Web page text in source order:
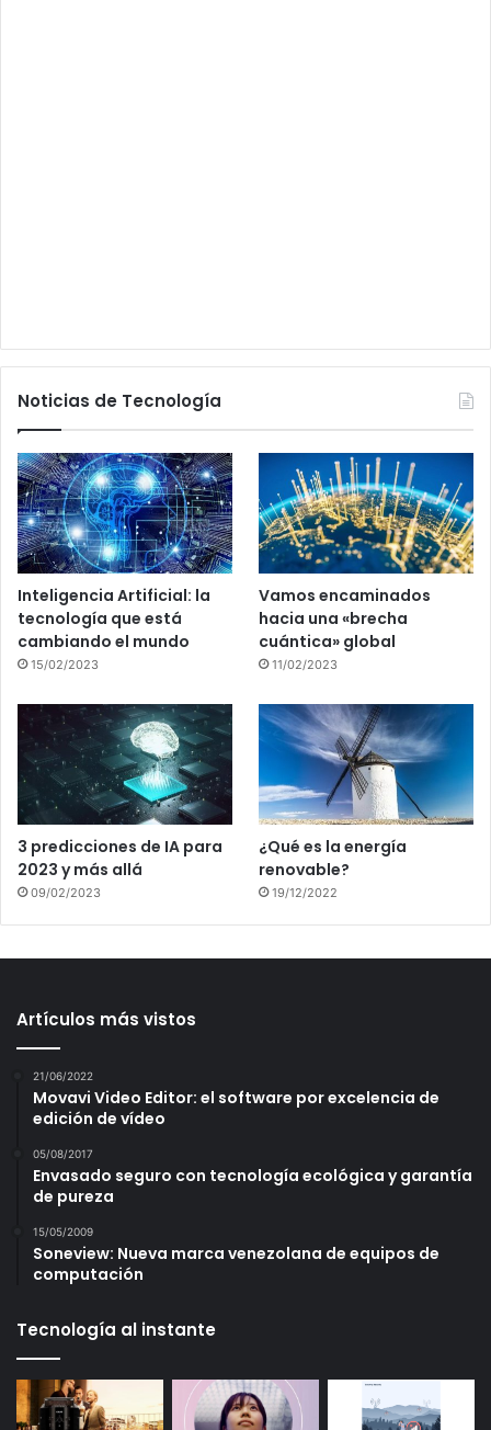
Noticias de Tecnología
Inteligencia Artificial: la
tecnología que está
cambiando el mundo
15/02/2023
Vamos encaminados
hacia una «brecha
cuántica» global
11/02/2023
3 predicciones de IA para
2023 y más allá
09/02/2023
¿Qué es la energía
renovable?
19/12/2022
Artículos más vistos
21/06/2022
Movavi Video Editor: el software por excelencia de
edición de vídeo
05/08/2017
Envasado seguro con tecnología ecológica y garantía
de pureza
15/05/2009
Soneview: Nueva marca venezolana de equipos de
computación
Tecnología al instante